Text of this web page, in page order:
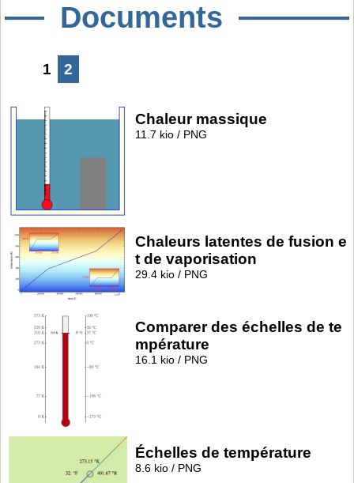
Documents
1 2
Chaleur massique
11.7 kio / PNG
Chaleurs latentes de fusion e
t de vaporisation
29.4 kio / PNG
Comparer des échelles de te
mpérature
16.1 kio / PNG
Échelles de température
8.6 kio / PNG